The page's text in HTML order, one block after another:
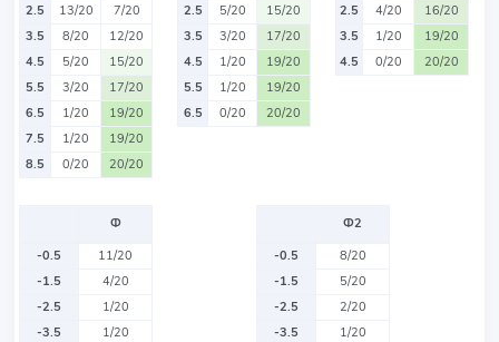
2.5
13/20
7/20
3.5
8/20
12/20
4.5
5/20
15/20
5.5
3/20
17/20
6.5
1/20
19/20
7.5
1/20
19/20
8.5
0/20 20/20
2.5
5/20
15/20
3.5
3/20
17/20
4.5
1/20
19/20
5.5
1/20
19/20
6.5
0/20 20/20
2.5
4/20
16/20
3.5
1/20
19/20
4.5
0/20 20/20
Ф
-0.5
11/20
-1.5
4/20
-2.5
1/20
-3.5
1/20
Ф2
-0.5
8/20
-1.5
5/20
-2.5
2/20
-3.5
1/20